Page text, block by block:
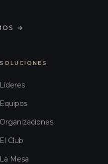
→
SOLUCIONES
Líderes
Equipos
Organizaciones
El Club
La Mesa